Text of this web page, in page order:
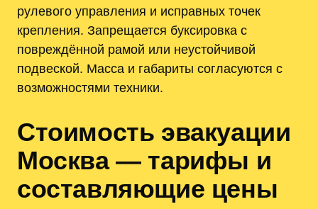
рулевого управления и исправных точек
крепления. Запрещается буксировка с
повреждённой рамой или неустойчивой
подвеской. Масса и габариты согласуются с
возможностями техники.
Стоимость эвакуации
Москва — тарифы и
составляющие цены